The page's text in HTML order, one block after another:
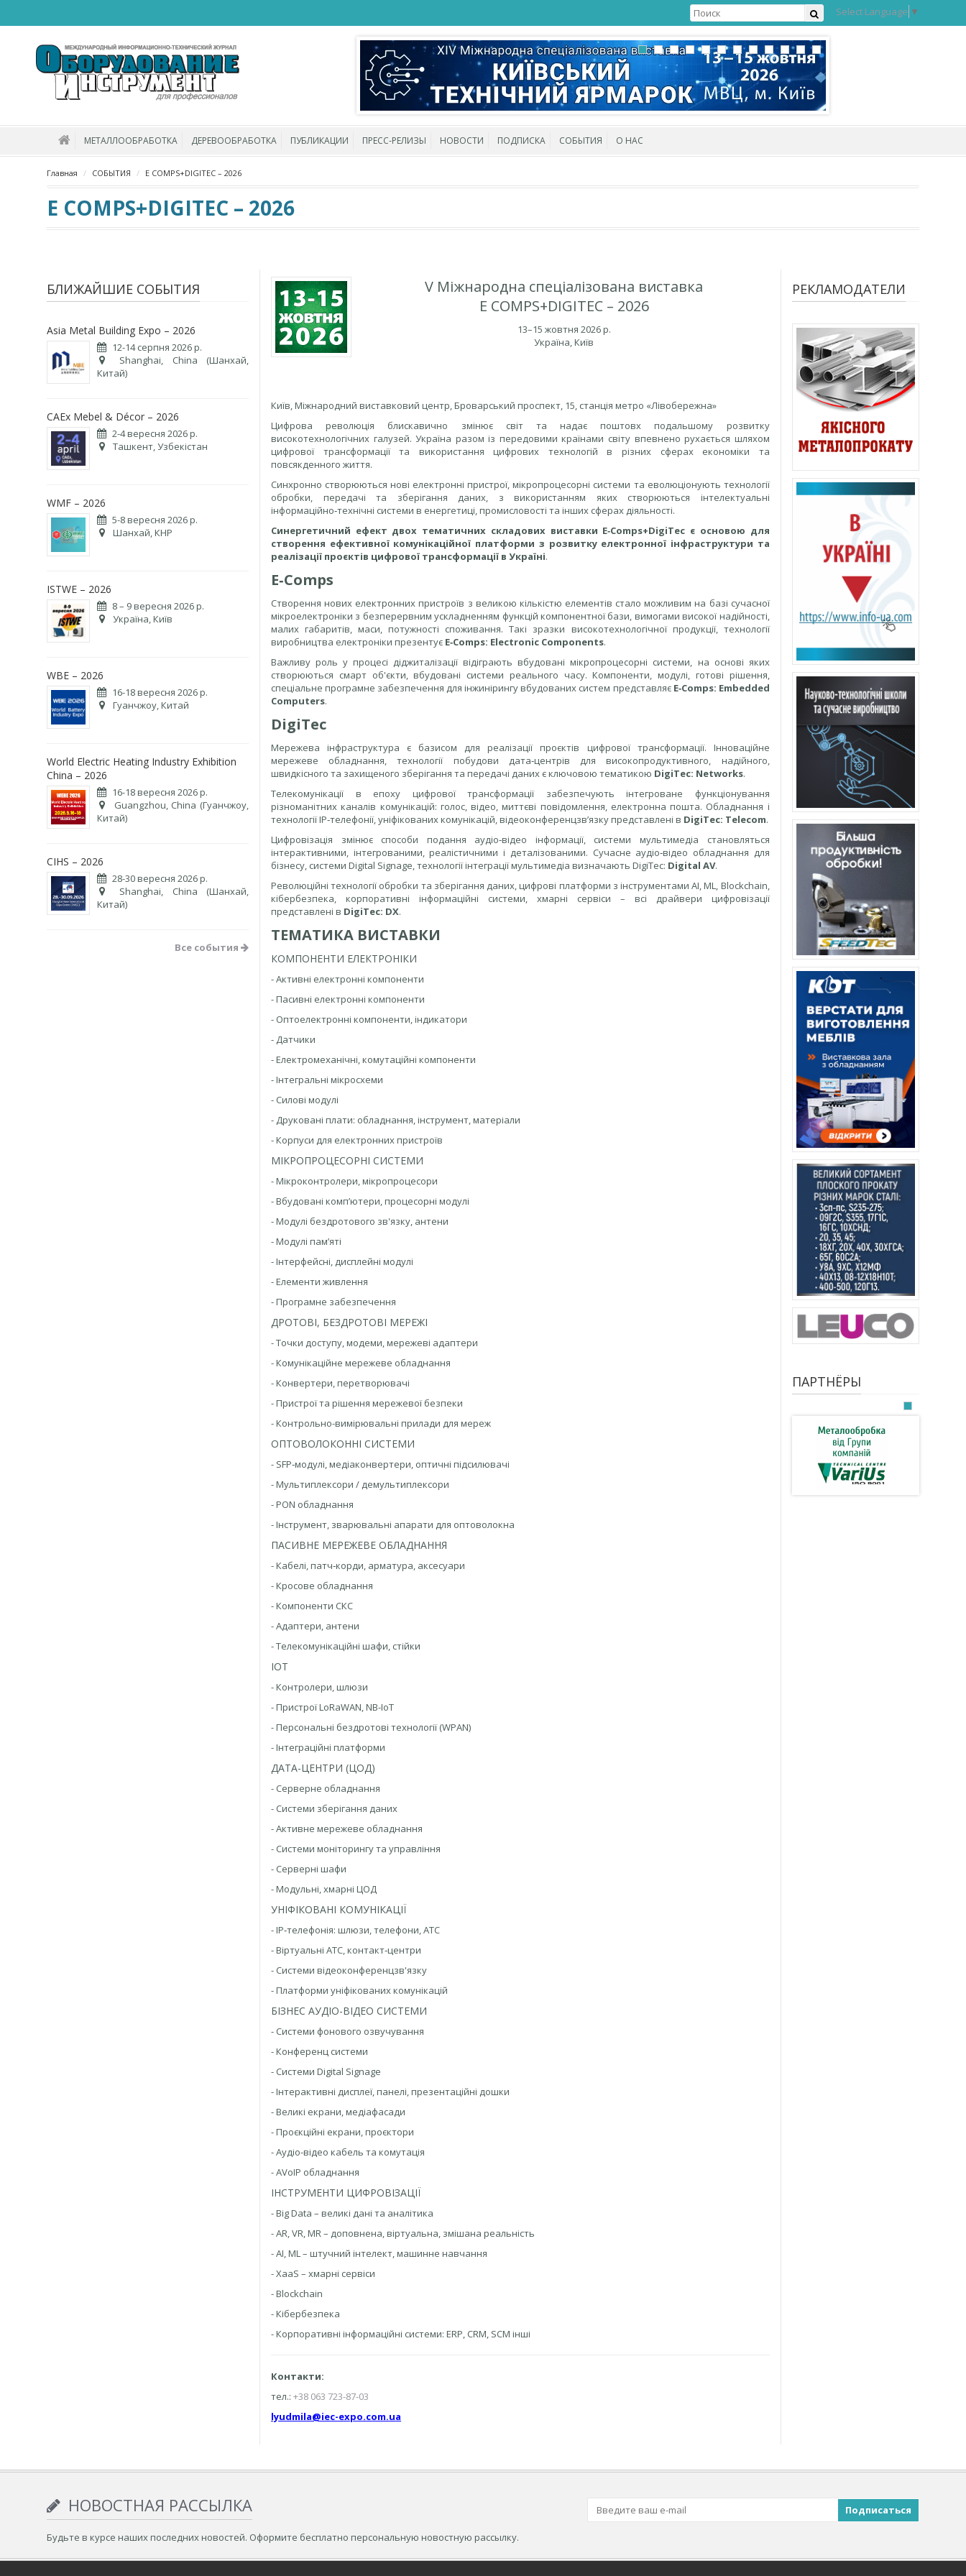
Select Language ▼
МЕТАЛЛООБРАБОТКА ДЕРЕВООБРАБОТКА ПУБЛИКАЦИИ ПРЕСС-РЕЛИЗЫ НОВОСТИ ПОДПИСКА СОБЫТИЯ О НАС
Главная СОБЫТИЯ E COMPS+DIGITEC – 2026
E COMPS+DIGITEC – 2026
БЛИЖАЙШИЕ СОБЫТИЯ
Asia Metal Building Expo – 2026
12-14 серпня 2026 р.
Shanghai, China (Шанхай,
Китай)
CAEx Mebel & Décor – 2026
2-4 вересня 2026 р.
Ташкент, Узбекістан
WMF – 2026
5-8 вересня 2026 р.
Шанхай, КНР
ISTWE – 2026
8 – 9 вересня 2026 р.
Україна, Київ
WBE – 2026
16-18 вересня 2026 р.
Гуанчжоу, Китай
World Electric Heating Industry Exhibition
China – 2026
16-18 вересня 2026 р.
Guangzhou, China (Гуанчжоу,
Китай)
CIHS – 2026
28-30 вересня 2026 р.
Shanghai, China (Шанхай,
Китай)
Все события
V Міжнародна спеціалізована виставка
E COMPS+DIGITEC – 2026
13–15 жовтня 2026 р.
Україна, Київ
Київ, Міжнародний виставковий центр, Броварський проспект, 15, станція метро «Лівобережна»
Цифрова революція блискавично змінює світ та надає поштовх подальшому розвитку
високотехнологічних галузей. Україна разом із передовими країнами світу впевнено рухається шляхом
цифрової трансформації та використання цифрових технологій в різних сферах економіки та
повсякденного життя.
Синхронно створюються нові електронні пристрої, мікропроцесорні системи та еволюціонують технології
обробки, передачі та зберігання даних, з використанням яких створюються інтелектуальні
інформаційно‑технічні системи в енергетиці, промисловості та інших сферах діяльності.
Синергетичний ефект двох тематичних складових виставки E‑Comps+DigiTec є основою для
створення ефективної комунікаційної платформи з розвитку електронної інфраструктури та
реалізації проєктів цифрової трансформації в Україні.
E‑Comps
Створення нових електронних пристроїв з великою кількістю елементів стало можливим на базі сучасної
мікроелектроніки з безперервним ускладненням функцій компонентної бази, вимогами високої надійності,
малих габаритів, маси, потужності споживання. Такі зразки високотехнологічної продукції, технології
виробництва електроніки презентує E‑Comps: Electronic Components.
Важливу роль у процесі діджиталізації відіграють вбудовані мікропроцесорні системи, на основі яких
створюються смарт об'єкти, вбудовані системи реального часу. Компоненти, модулі, готові рішення,
спеціальне програмне забезпечення для інжинірингу вбудованих систем представляє E‑Comps: Embedded
Computers.
DigiTec
Мережева інфраструктура є базисом для реалізації проєктів цифрової трансформації. Інноваційне
мережеве обладнання, технології побудови дата‑центрів для високопродуктивного, надійного,
швидкісного та захищеного зберігання та передачі даних є ключовою тематикою DigiTec: Networks.
Телекомунікації в епоху цифрової трансформації забезпечують інтегроване функціонування
різноманітних каналів комунікацій: голос, відео, миттєві повідомлення, електронна пошта. Обладнання і
технології IP‑телефонії, уніфікованих комунікацій, відеоконференцзв’язку представлені в DigiTec: Telecom.
Цифровізація змінює способи подання аудіо‑відео інформації, системи мультимедіа становляться
інтерактивними, інтегрованими, реалістичними і деталізованими. Сучасне аудіо‑відео обладнання для
бізнесу, системи Digital Signage, технології інтеграції мультимедіа визначають DigiTec: Digital AV.
Революційні технології обробки та зберігання даних, цифрові платформи з інструментами AI, ML, Blockchain,
кібербезпека, корпоративні інформаційні системи, хмарні сервіси – всі драйвери цифровізації
представлені в DigiTec: DX.
ТЕМАТИКА ВИСТАВКИ
КОМПОНЕНТИ ЕЛЕКТРОНІКИ
- Активні електронні компоненти
- Пасивні електронні компоненти
- Оптоелектронні компоненти, індикатори
- Датчики
- Електромеханічні, комутаційні компоненти
- Інтегральні мікросхеми
- Силові модулі
- Друковані плати: обладнання, інструмент, матеріали
- Корпуси для електронних пристроїв
МІКРОПРОЦЕСОРНІ СИСТЕМИ
- Мікроконтролери, мікропроцесори
- Вбудовані комп’ютери, процесорні модулі
- Модулі бездротового зв'язку, антени
- Модулі пам’яті
- Інтерфейсні, дисплейні модулі
- Елементи живлення
- Програмне забезпечення
ДРОТОВІ, БЕЗДРОТОВІ МЕРЕЖІ
- Точки доступу, модеми, мережеві адаптери
- Комунікаційне мережеве обладнання
- Конвертери, перетворювачі
- Пристрої та рішення мережевої безпеки
- Контрольно-вимірювальні прилади для мереж
ОПТОВОЛОКОННІ СИСТЕМИ
- SFP‑модулі, медіаконвертери, оптичні підсилювачі
- Мультиплексори / демультиплексори
- PON обладнання
- Інструмент, зварювальні апарати для оптоволокна
ПАСИВНЕ МЕРЕЖЕВЕ ОБЛАДНАННЯ
- Кабелі, патч‑корди, арматура, аксесуари
- Кросове обладнання
- Компоненти СКС
- Адаптери, антени
- Телекомунікаційні шафи, стійки
IОT
- Контролери, шлюзи
- Пристрої LoRaWAN, NB-IoT
- Персональні бездротові технології (WPAN)
- Інтеграційні платформи
ДАТА-ЦЕНТРИ (ЦОД)
- Серверне обладнання
- Системи зберігання даних
- Активне мережеве обладнання
- Системи моніторингу та управління
- Серверні шафи
- Модульні, хмарні ЦОД
УНІФІКОВАНІ КОМУНІКАЦІЇ
- IP‑телефонія: шлюзи, телефони, АТС
- Віртуальні АТС, контакт‑центри
- Системи відеоконференцзв'язку
- Платформи уніфікованих комунікацій
БІЗНЕС АУДІО-ВІДЕО СИСТЕМИ
- Системи фонового озвучування
- Конференц системи
- Системи Digital Signage
- Інтерактивні дисплеї, панелі, презентаційні дошки
- Великі екрани, медіафасади
- Проєкційні екрани, проєктори
- Аудіо-відео кабель та комутація
- AVoIP обладнання
ІНСТРУМЕНТИ ЦИФРОВІЗАЦІЇ
- Big Data – великі дані та аналітика
- AR, VR, MR – доповнена, віртуальна, змішана реальність
- AI, ML – штучний інтелект, машинне навчання
- XaaS – хмарні сервіси
- Blockchain
- Кібербезпека
- Корпоративні інформаційні системи: ERP, CRM, SCM інші
Контакти:
тел.: +38 063 723-87-03
lyudmila@iec-expo.com.ua
РЕКЛАМОДАТЕЛИ
ПАРТНЁРЫ
НОВОСТНАЯ РАССЫЛКА
Будьте в курсе наших последних новостей. Оформите бесплатно персональную новостную рассылку.